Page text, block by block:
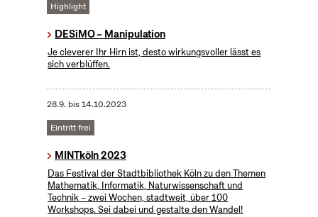
Highlight
DESiMO – Manipulation
Je cleverer Ihr Hirn ist, desto wirkungsvoller lässt es
sich verblüffen.
28.9. bis14.10.2023
Eintritt frei
MINTköln 2023
Das Festival der Stadtbibliothek Köln zu den Themen
Mathematik, Informatik, Naturwissenschaft und
Technik – zwei Wochen, stadtweit, über 100
Workshops. Sei dabei und gestalte den Wandel!